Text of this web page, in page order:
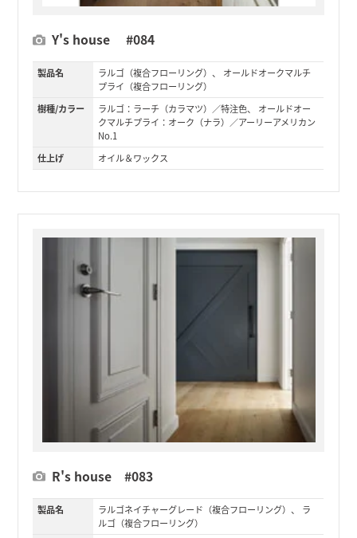
Y's house #084
製品名
ラルゴ（複合フローリング）、 オールドオークマルチ
プライ（複合フローリング）
樹種/カラー
ラルゴ：ラーチ（カラマツ）／特注色、 オールドオー
クマルチプライ：オーク（ナラ）／アーリーアメリカン
No.1
仕上げ
オイル＆ワックス
R's house #083
製品名
ラルゴネイチャーグレード（複合フローリング）、 ラ
ルゴ（複合フローリング）